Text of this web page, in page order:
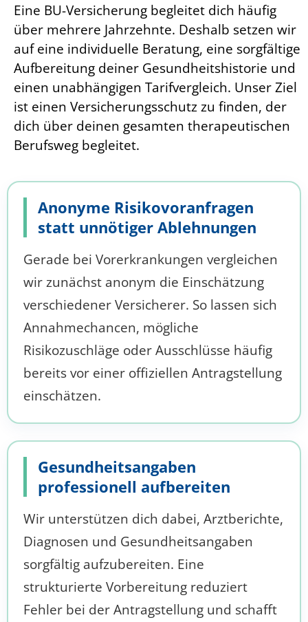
Eine BU-Versicherung begleitet dich häufig
über mehrere Jahrzehnte. Deshalb setzen wir
auf eine individuelle Beratung, eine sorgfältige
Aufbereitung deiner Gesundheitshistorie und
einen unabhängigen Tarifvergleich. Unser Ziel
ist einen Versicherungsschutz zu finden, der
dich über deinen gesamten therapeutischen
Berufsweg begleitet.
Anonyme Risikovoranfragen
statt unnötiger Ablehnungen
Gerade bei Vorerkrankungen vergleichen
wir zunächst anonym die Einschätzung
verschiedener Versicherer. So lassen sich
Annahmechancen, mögliche
Risikozuschläge oder Ausschlüsse häufig
bereits vor einer offiziellen Antragstellung
einschätzen.
Gesundheitsangaben
professionell aufbereiten
Wir unterstützen dich dabei, Arztberichte,
Diagnosen und Gesundheitsangaben
sorgfältig aufzubereiten. Eine
strukturierte Vorbereitung reduziert
Fehler bei der Antragstellung und schafft